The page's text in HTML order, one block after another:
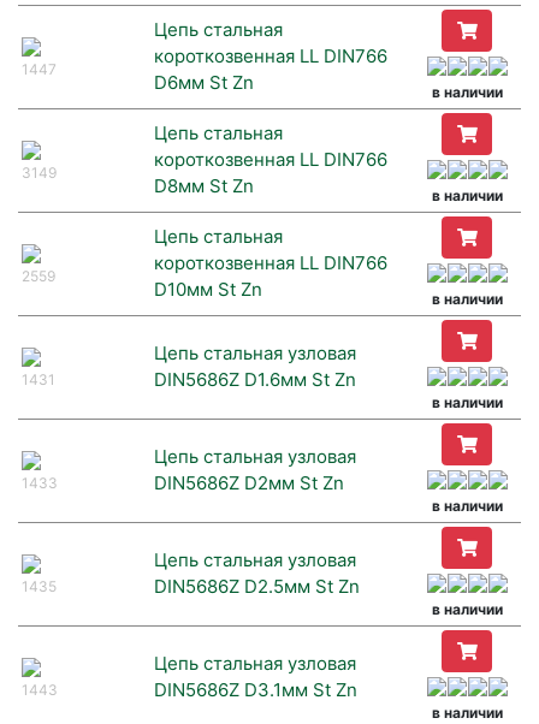
1447
Цепь стальная
короткозвенная LL DIN766
D6мм St Zn
в наличии
3149
Цепь стальная
короткозвенная LL DIN766
D8мм St Zn
в наличии
2559
Цепь стальная
короткозвенная LL DIN766
D10мм St Zn
в наличии
1431
Цепь стальная узловая
DIN5686Z D1.6мм St Zn
в наличии
1433
Цепь стальная узловая
DIN5686Z D2мм St Zn
в наличии
1435
Цепь стальная узловая
DIN5686Z D2.5мм St Zn
в наличии
1443
Цепь стальная узловая
DIN5686Z D3.1мм St Zn
в наличии